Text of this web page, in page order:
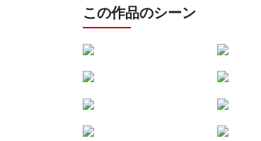
この作品のシーン